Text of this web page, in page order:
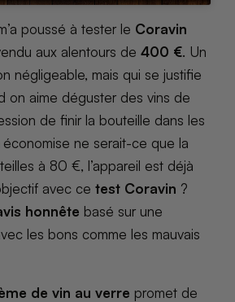
poussé à tester le Coravin
aux alentours de 400 €. Un
négligeable, mais qui se justifie
on aime déguster des vins de
de finir la bouteille dans les
économise ne serait-ce que la
à 80 €, l’appareil est déjà
avec ce test Coravin ?
honnête basé sur une
les bons comme les mauvais
de vin au verre promet de